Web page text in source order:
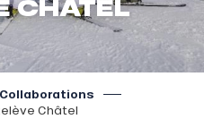
CHÂTEL
Collaborations
Châtel